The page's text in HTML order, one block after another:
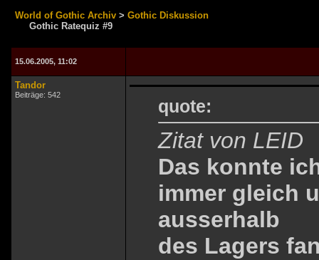
World of Gothic Archiv > Gothic Diskussion
Gothic Ratequiz #9
15.06.2005, 11:02
Tandor
Beiträge: 542
quote:
Zitat von LEID
Das konnte
immer gleich
ausserhalb
des Lagers